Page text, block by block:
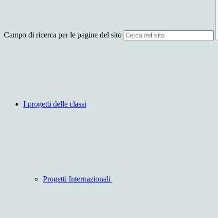
Campo di ricerca per le pagine del sito
I progetti delle classi
Progetti Internazionali